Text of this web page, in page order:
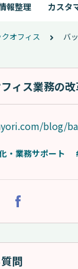
報整理 カスタ
オフィス バ
ィス業務の
blog/
・業務サポート
問